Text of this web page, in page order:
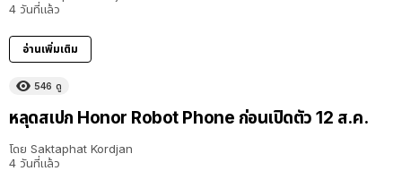
4 วันที่แล้ว
อ่านเพิ่มเติม
546 ดู
หลุดสเปก Honor Robot Phone ก่อนเปิดตัว 12 ส.ค.
โดย Saktaphat Kordjan
4 วันที่แล้ว